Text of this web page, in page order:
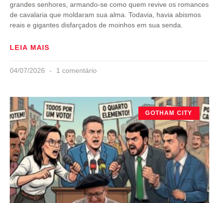
grandes senhores, armando-se como quem revive os romances
de cavalaria que moldaram sua alma. Todavia, havia abismos
reais e gigantes disfarçados de moinhos em sua senda.
LEIA MAIS
04/07/2026 1 comentário
GOTHAM CITY